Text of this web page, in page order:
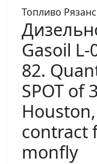
Топливо
Gasoil L-
82.
SPOT of
contract
monfly